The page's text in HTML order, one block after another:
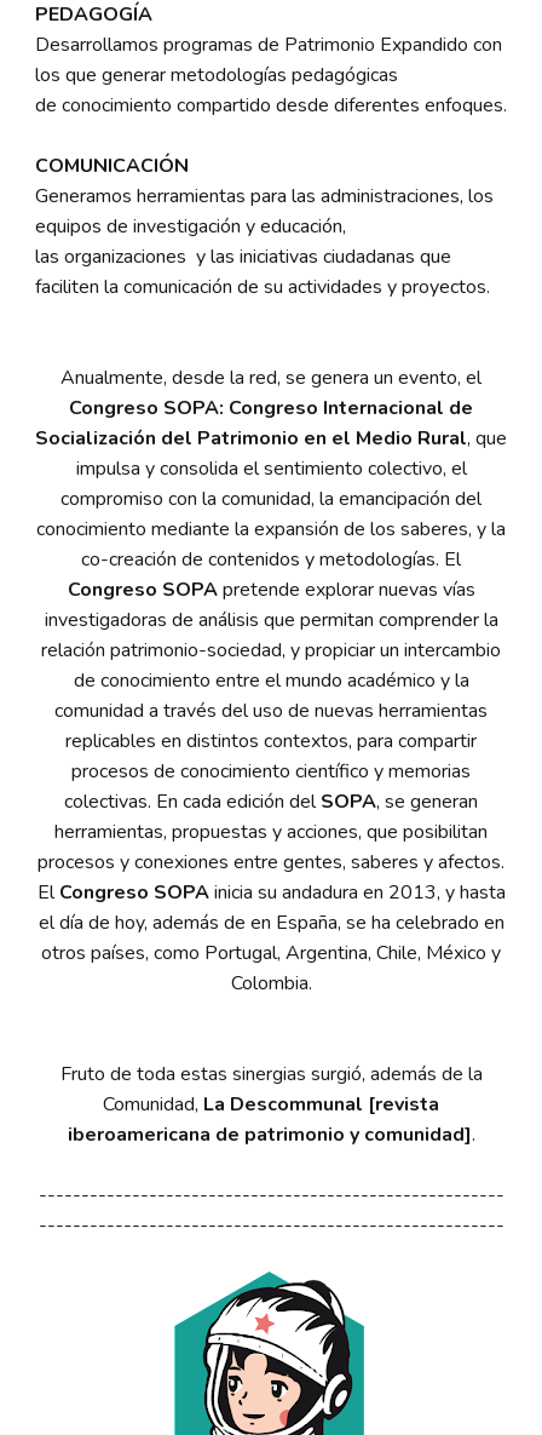
PEDAGOGÍA
Desarrollamos programas de Patrimonio Expandido con
los que generar metodologías pedagógicas
de conocimiento compartido desde diferentes enfoques.
COMUNICACIÓN
Generamos herramientas para las administraciones, los
equipos de investigación y educación,
las organizaciones y las iniciativas ciudadanas que
faciliten la comunicación de su actividades y proyectos.
Anualmente, desde la red, se genera un evento, el
Congreso SOPA: Congreso Internacional de
Socialización del Patrimonio en el Medio Rural, que
impulsa y consolida el sentimiento colectivo, el
compromiso con la comunidad, la emancipación del
conocimiento mediante la expansión de los saberes, y la
co-creación de contenidos y metodologías. El
Congreso SOPApretende explorar nuevas vías
investigadoras de análisis que permitan comprender la
relación patrimonio-sociedad, y propiciar un intercambio
de conocimiento entre el mundo académico y la
comunidad a través del uso de nuevas herramientas
replicables en distintos contextos, para compartir
procesos de conocimiento científico y memorias
colectivas. En cada edición delSOPA, se generan
herramientas, propuestas y acciones, que posibilitan
procesos y conexiones entre gentes, saberes y afectos.
ElCongreso SOPAinicia su andadura en 2013, y hasta
el día de hoy, además de en España, se ha celebrado en
otros países, como Portugal, Argentina, Chile, México y
Colombia.
Fruto de toda estas sinergias surgió, además de la
Comunidad, La Descommunal [revista
iberoamericana de patrimonio y comunidad].
-------------------------------------------------------
-------------------------------------------------------